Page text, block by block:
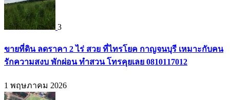
3
ขายที่ดิน ลดราคา 2 ไร่ สวย ที่ไทรโยค กาญจนบุรี เหมาะกับคน
รักความสงบ พักผ่อน ทำสวน โทรคุยเลย 0810117012
1 พฤษภาคม 2026